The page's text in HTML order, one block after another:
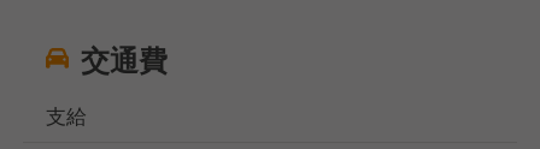
交通費
支給